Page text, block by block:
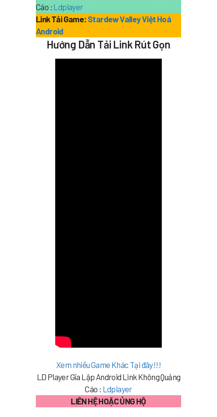
Cáo : Ldplayer
Link Tải Game: Stardew Valley Việt Hoá
Android
Hướng Dẫn Tải Link Rút Gọn
Xem nhiều Game Khác Tại đây!!!
LD Player Gỉa Lập Android Link Không Quảng
Cáo : Ldplayer
LIÊN HỆ HOẶC ỦNG HỘ